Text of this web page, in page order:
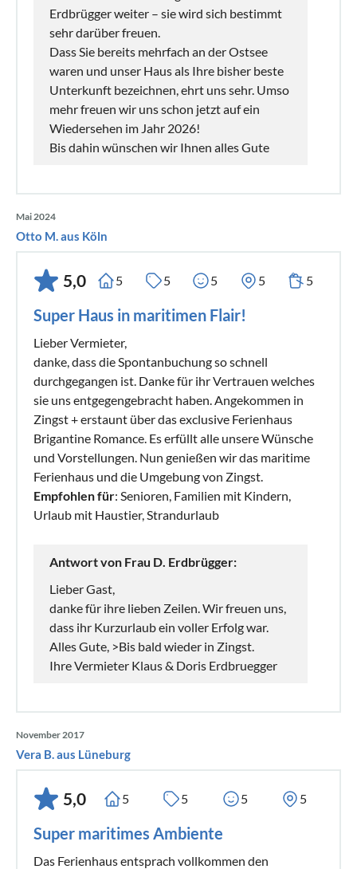
Erdbrügger weiter – sie wird sich bestimmt
sehr darüber freuen.
Dass Sie bereits mehrfach an der Ostsee
waren und unser Haus als Ihre bisher beste
Unterkunft bezeichnen, ehrt uns sehr. Umso
mehr freuen wir uns schon jetzt auf ein
Wiedersehen im Jahr 2026!
Bis dahin wünschen wir Ihnen alles Gute
Mai 2024
Otto M. aus Köln
5,0 5 5 5 5 5
Super Haus in maritimen Flair!
Lieber Vermieter,
danke, dass die Spontanbuchung so schnell
durchgegangen ist. Danke für ihr Vertrauen welches
sie uns entgegengebracht haben. Angekommen in
Zingst + erstaunt über das exclusive Ferienhaus
Brigantine Romance. Es erfüllt alle unsere Wünsche
und Vorstellungen. Nun genießen wir das maritime
Ferienhaus und die Umgebung von Zingst.
Empfohlen für: Senioren, Familien mit Kindern,
Urlaub mit Haustier, Strandurlaub
Antwort von Frau D. Erdbrügger:
Lieber Gast,
danke für ihre lieben Zeilen. Wir freuen uns,
dass ihr Kurzurlaub ein voller Erfolg war.
Alles Gute, >Bis bald wieder in Zingst.
Ihre Vermieter Klaus & Doris Erdbruegger
November 2017
Vera B. aus Lüneburg
5,0 5 5 5 5
Super maritimes Ambiente
Das Ferienhaus entsprach vollkommen den